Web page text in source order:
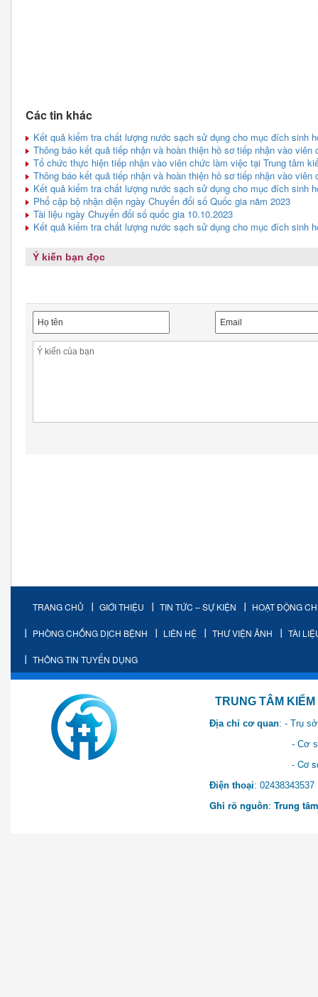
Các tin khác
Kết quả kiểm tra chất lượng nước sạch sử dụng cho mục đích sinh
Thông báo kết quả tiếp nhận và hoàn thiện hồ sơ tiếp nhận vào viên
Tổ chức thực hiện tiếp nhận vào viên chức làm việc tại Trung tâm
Thông báo kết quả tiếp nhận và hoàn thiện hồ sơ tiếp nhận vào viên
Kết quả kiểm tra chất lượng nước sạch sử dụng cho mục đích sinh
Phổ cập bộ nhận diện ngày Chuyển đổi số Quốc gia năm 2023
Tài liệu ngày Chuyển đổi số quốc gia 10.10.2023
Kết quả kiểm tra chất lượng nước sạch sử dụng cho mục đích sinh
Ý kiến bạn đọc
TRANG CHỦ GIỚI THIỆU TIN TỨC – SỰ KIỆN HOẠT ĐỘNG
PHÒNG CHỐNG DỊCH BỆNH LIÊN HỆ THƯ VIỆN ẢNH TÀI
THÔNG TIN TUYỂN DỤNG
TRUNG TÂM KIỂM SOÁT
Địa chỉ cơ quan: - Trụ
- Cơ sở 2: Khu Hành
- Cơ sở 3: Số 1 Ngõ 2
Điện thoại:
Ghi rõ nguồn: Trung